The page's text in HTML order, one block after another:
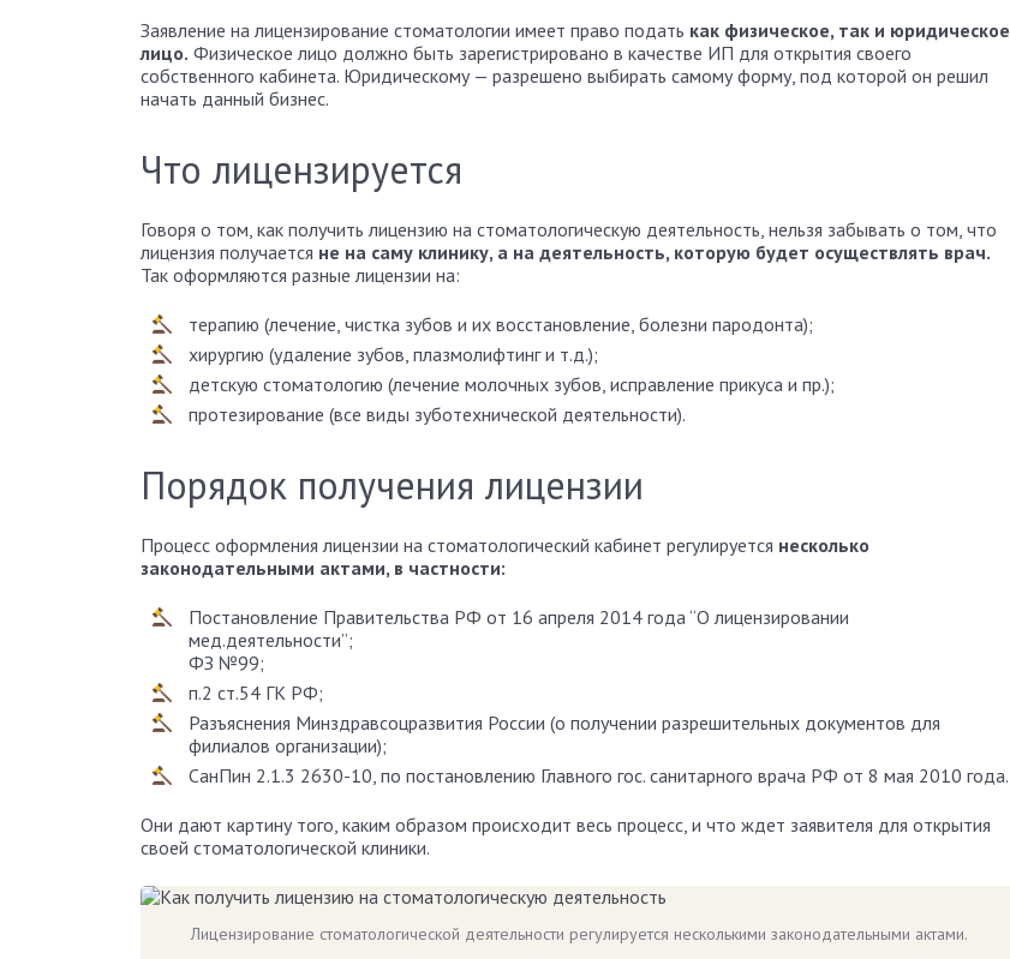
Заявление на лицензирование стоматологии имеет право подать как физическое, так и юридическое
лицо. Физическое лицо должно быть зарегистрировано в качестве ИП для открытия своего
собственного кабинета. Юридическому — разрешено выбирать самому форму, под которой он решил
начать данный бизнес.
Что лицензируется
Говоря о том, как получить лицензию на стоматологическую деятельность, нельзя забывать о том, что
лицензия получается не на саму клинику, а на деятельность, которую будет осуществлять врач.
Так оформляются разные лицензии на:
терапию (лечение, чистка зубов и их восстановление, болезни пародонта);
хирургию (удаление зубов, плазмолифтинг и т.д.);
детскую стоматологию (лечение молочных зубов, исправление прикуса и пр.);
протезирование (все виды зуботехнической деятельности).
Порядок получения лицензии
Процесс оформления лицензии на стоматологический кабинет регулируется несколько
законодательными актами, в частности:
Постановление Правительства РФ от 16 апреля 2014 года “О лицензировании
мед.деятельности”;
ФЗ №99;
п.2 ст.54 ГК РФ;
Разъяснения Минздравсоцразвития России (о получении разрешительных документов для
филиалов организации);
СанПин 2.1.3 2630-10, по постановлению Главного гос. санитарного врача РФ от 8 мая 2010 года.
Они дают картину того, каким образом происходит весь процесс, и что ждет заявителя для открытия
своей стоматологической клиники.
Лицензирование стоматологической деятельности регулируется несколькими законодательными актами.